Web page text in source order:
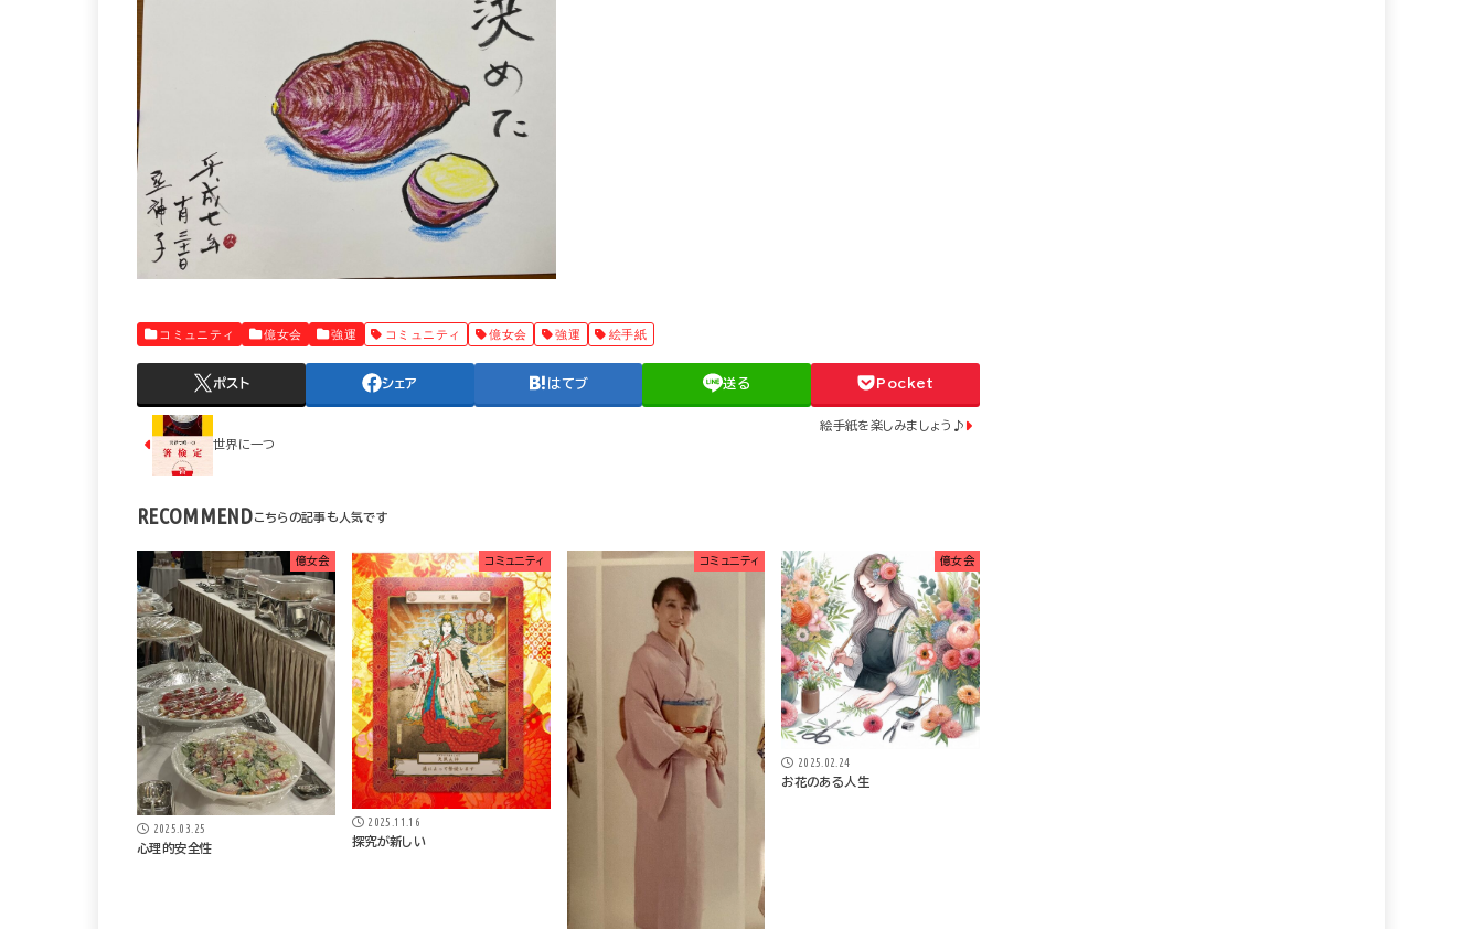
コミュニティ 億女会 強運 コミュニティ 億女会 強運 絵手紙
ポスト シェア はてブ 送る Pocket
世界に一つ
絵手紙を楽しみましょう♪
RECOMMEND
億女会
2025.03.25
心理的安全性
コミュニティ
2025.11.16
探究が新しい
コミュニティ 億女会
2025.02.24
お花のある人生